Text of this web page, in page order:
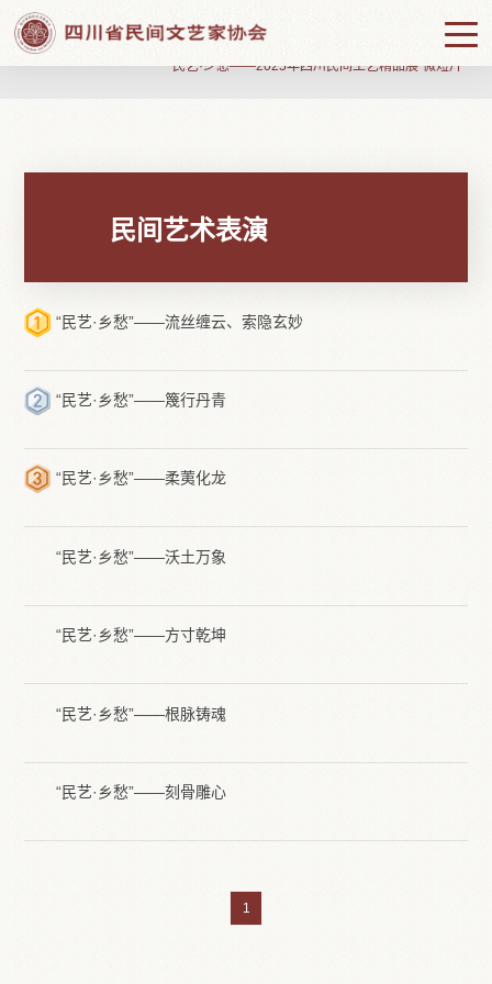
联系方式
 当前位置： 民间艺术表演 
“民艺·乡愁——2025年四川民间工艺精品展”微短片
民间艺术表演
“民艺·乡愁”——流丝缠云、索隐玄妙
“民艺·乡愁”——篾行丹青
“民艺·乡愁”——柔荑化龙
“民艺·乡愁”——沃土万象
“民艺·乡愁”——方寸乾坤
“民艺·乡愁”——根脉铸魂
“民艺·乡愁”——刻骨雕心
1